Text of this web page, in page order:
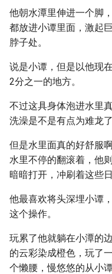
他朝水潭里伸进一个脚
都放进小谭里面，激起
脖子处。
说是小谭，但是以他现
2分之一的地方。
不过这具身体泡进水里
洗澡是不是有点为难龙
但是水里面真的好舒服
水里不停的翻滚着，他
暗暗打开，冲刷着这些
他最喜欢将头深埋小谭
这个操作。
玩累了他就躺在小潭的
的云彩染成橙色，玩了
个懒腰，慢悠悠的从小